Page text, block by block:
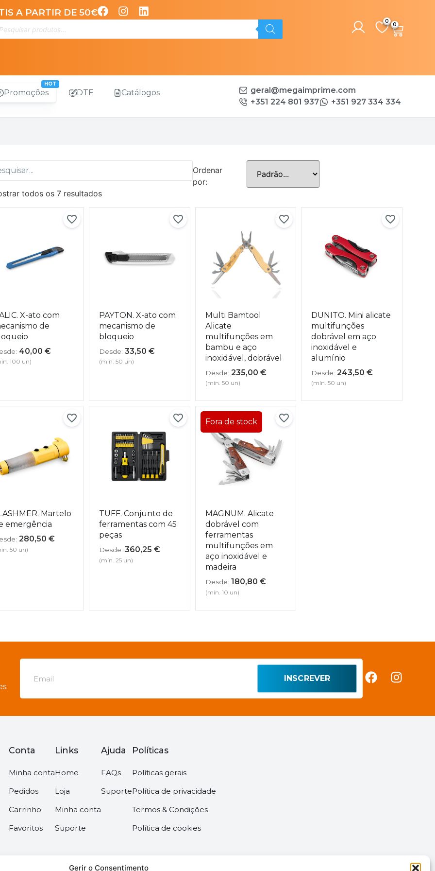
Gerir o Consentimento
A PARTIR DE 50€
0
Promoções DTF Catálogos
geral@megaimprime.com
+351 224 801 937
+351 927 334 334
Ordenar
por:
todos os 7 resultados
X-ato com
de
40,00 €
100 un)
PAYTON. X-ato com
mecanismo de
bloqueio
Desde: 33,50€
(mín. 50 un)
Multi Bamtool
Alicate
multifunções em
bambu e aço
inoxidável, dobrável
Desde: 235,00 €
(mín. 50 un)
DUNITO. Mini alicate
multifunções
dobrável em aço
inoxidável e
alumínio
Desde: 243,50€
(mín. 50 un)
Martelo
emergência
280,50 €
50 un)
TUFF. Conjunto de
ferramentas com 45
peças
Desde: 360,25€
(mín. 25 un)
MAGNUM. Alicate
dobrável com
ferramentas
multifunções em
aço inoxidável e
madeira
Desde: 180,80 €
(mín. 10 un)
INSCREVER
Conta
Minha conta
Pedidos
Carrinho
Favoritos
Links
Home
Loja
Minha conta
Suporte
Ajuda
FAQs
Suporte
Políticas
Políticas gerais
Política de privacidade
Termos & Condições
Política de cookies